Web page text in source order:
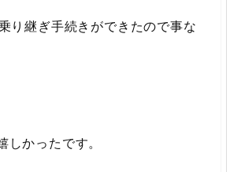
り継ぎ手続きができたので事な
かったです。